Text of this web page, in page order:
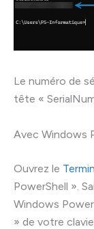
Le numéro de
tête «
Avec Windows
Ouvrez le
PowerShell ».
Windows
» de votre